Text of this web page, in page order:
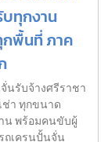
ทุกงาน
กพื้นที่ ภาค
นรับจ้างศรีราชา
ช่า ทุกขนาด
น พร้อมคนขับผู้
ถเครนปั้นจั่น